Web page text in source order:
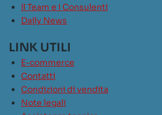
Il Team e i Consulenti
Daily News
LINK UTILI
E-commerce
Contatti
Condizioni di vendita
Note legali